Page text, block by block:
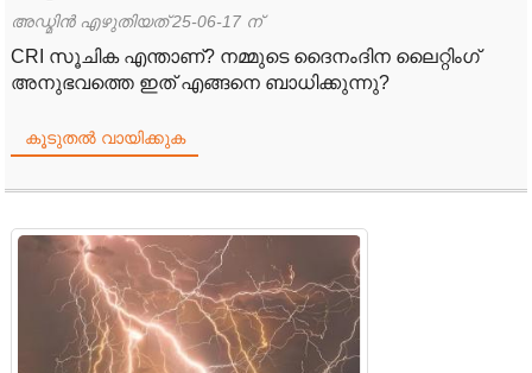
അഡ്മിൻ എഴുതിയത് 25-06-17 ന്
CRI സൂചിക എന്താണ്? നമ്മുടെ ദൈനംദിന ലൈറ്റിംഗ്
അനുഭവത്തെ ഇത് എങ്ങനെ ബാധിക്കുന്നു?
കൂടുതൽ വായിക്കുക